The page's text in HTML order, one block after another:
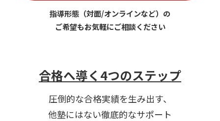
指導形態（対面/オンラインなど）の
ご希望もお気軽にご相談ください
合格へ導く4つのステップ
圧倒的な合格実績を生み出す、
他塾にはない徹底的なサポート